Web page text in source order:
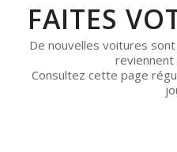
FAITES
De nouvelles voitures
reviennent
Consultez cette page